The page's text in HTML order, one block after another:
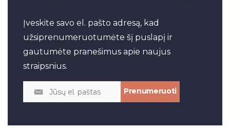
Įveskite savo el. pašto adresą, kad
užsiprenumeruotumėte šį puslapį ir
gautumėte pranešimus apie naujus
straipsnius.